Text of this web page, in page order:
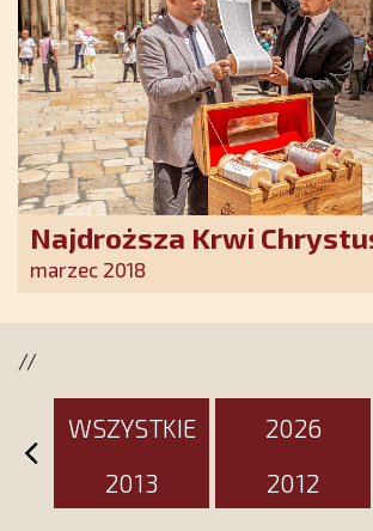
Najdroższa Krwi
wybaw nas!
marzec 2018
//
WSZYSTKIE 2026
2013
2012